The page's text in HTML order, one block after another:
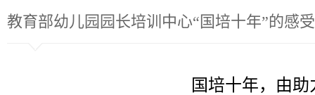
教育部幼儿园园长培训中心“国培十年”的感
国培十年，由